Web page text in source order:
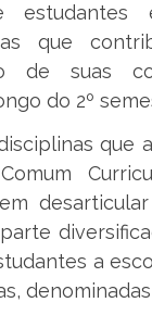
estudantes
que
de suas
do 2º
que
a